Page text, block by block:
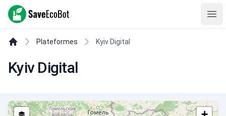
SaveEcoBot
Plateformes Kyiv Digital
Kyiv Digital